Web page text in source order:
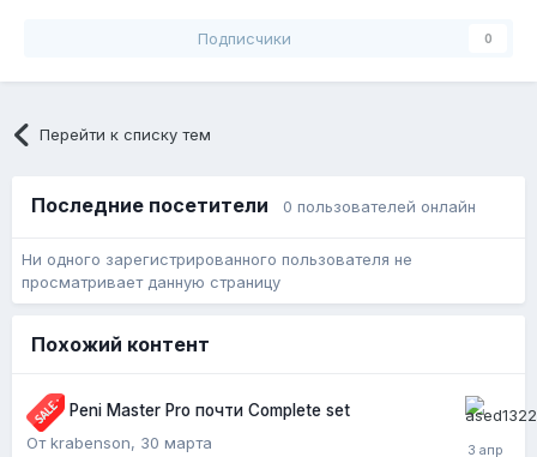
Подписчики 0
Перейти к списку тем
Последние посетители 0 пользователей онлайн
Ни одного зарегистрированного пользователя не
просматривает данную страницу
Похожий контент
Peni Master Pro почти Complete set
От krabenson, 30 марта